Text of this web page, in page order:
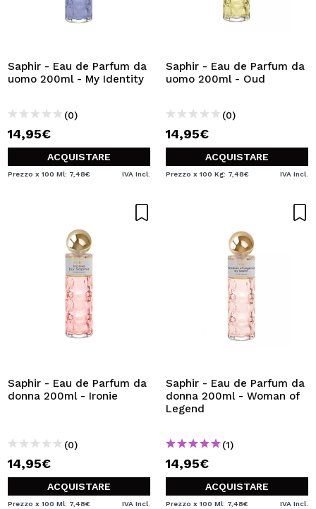
Saphir - Eau de Parfum da
uomo 200ml - My Identity
(0)
14,95€
ACQUISTARE
Prezzo x 100 Ml: 7,48€ IVA Incl.
Saphir - Eau de Parfum da
uomo 200ml - Oud
(0)
14,95€
ACQUISTARE
Prezzo x 100 Kg: 7,48€ IVA Incl.
Saphir - Eau de Parfum da
donna 200ml - Ironie
(0)
14,95€
ACQUISTARE
Prezzo x 100 Ml: 7,48€ IVA Incl.
Saphir - Eau de Parfum da
donna 200ml - Woman of
Legend
(1)
14,95€
ACQUISTARE
Prezzo x 100 Ml: 7,48€ IVA Incl.